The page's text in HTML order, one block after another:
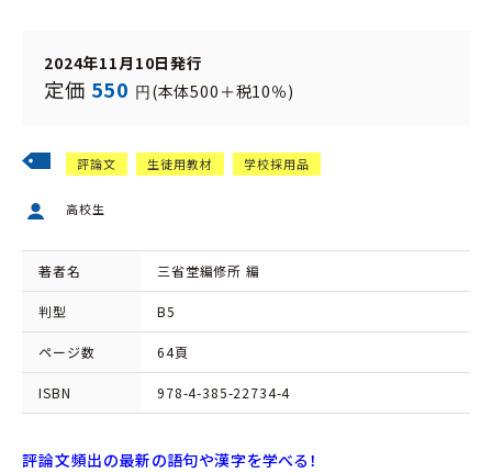
評論文 生徒用教材 学校採用品
高校生
著者名 三省堂編修所 編
判型 B5
ページ数 64頁
ISBN 978-4-385-22734-4
評論文頻出の最新の語句や漢字を学べる！
2024年11月10日発行
定価 550 円 (本体500＋税10％)